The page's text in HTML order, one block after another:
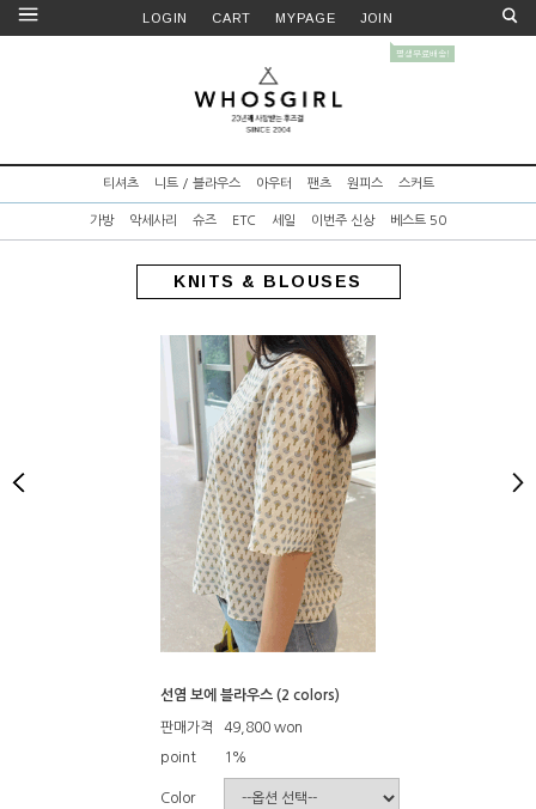
LOGIN CART MYPAGE JOIN
티셔츠 니트 / 블라우스 아우터 팬츠 원피스 스커트
가방 악세사리 슈즈 ETC 세일 이번주 신상 베스트 50
KNITS & BLOUSES
선염 보에 블라우스 (2 colors)
판매가격 49,800 won
point 1%
Color